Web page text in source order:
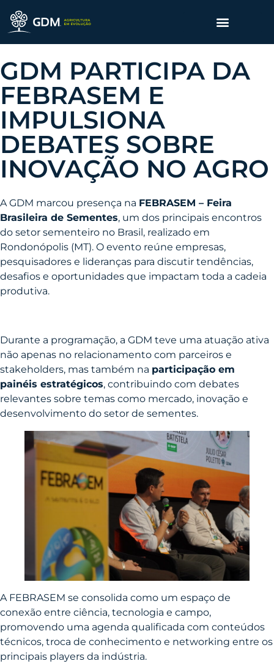
GDM PARTICIPA DA
FEBRASEM E
IMPULSIONA
DEBATES SOBRE
INOVAÇÃO NO AGRO
A GDM marcou presença na FEBRASEM – Feira
Brasileira de Sementes, um dos principais encontros
do setor sementeiro no Brasil, realizado em
Rondonópolis (MT). O evento reúne empresas,
pesquisadores e lideranças para discutir tendências,
desafios e oportunidades que impactam toda a cadeia
produtiva.
Durante a programação, a GDM teve uma atuação ativa
não apenas no relacionamento com parceiros e
stakeholders, mas também na participação em
painéis estratégicos, contribuindo com debates
relevantes sobre temas como mercado, inovação e
desenvolvimento do setor de sementes.
A FEBRASEM se consolida como um espaço de
conexão entre ciência, tecnologia e campo,
promovendo uma agenda qualificada com conteúdos
técnicos, troca de conhecimento e networking entre os
principais players da indústria.